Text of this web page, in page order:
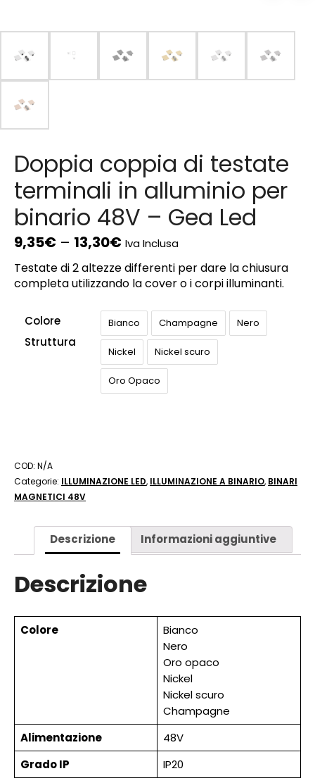
Doppia coppia di testate
terminali in alluminio per
binario 48V – Gea Led
9,35€ – 13,30€ Iva Inclusa
Testate di 2 altezze differenti per dare la chiusura
completa utilizzando la cover o i corpi illuminanti.
Colore
Struttura
Bianco Champagne Nero
Nickel Nickel scuro
Oro Opaco
COD: N/A
Categorie: ILLUMINAZIONE LED, ILLUMINAZIONE A BINARIO, BINARI
MAGNETICI 48V
Descrizione Informazioni aggiuntive
Descrizione
Colore
Bianco
Nero
Oro opaco
Nickel
Nickel scuro
Champagne
Alimentazione
48V
Grado IP
IP20